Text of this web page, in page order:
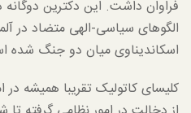
فراوان داشت. این دکترین
الگوهای سیاسی-الهی متضاد در
اسکاندیناوی میان دو جنگ شده
کلیسای کاتولیک تقریبا همیشه